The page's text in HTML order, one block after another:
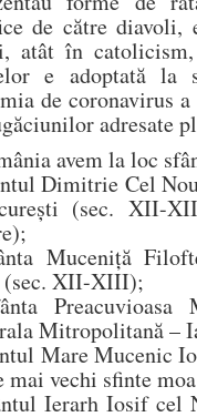
de către diavoli,
atât în
e adoptată la
de coronavirus
adresate
avem la loc
Dimitrie Cel
(sec. XII-
Muceniță
(sec. XII-XIII);
Preacuvioasa
Mitropolitană –
Mare Mucenic
mai vechi sfinte
Ierarh Iosif cel